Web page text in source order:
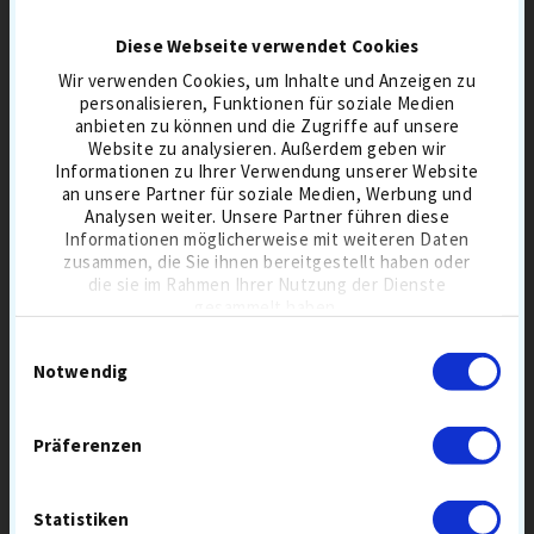
Diese Webseite verwendet Cookies
Wir verwenden Cookies, um Inhalte und Anzeigen zu
personalisieren, Funktionen für soziale Medien
anbieten zu können und die Zugriffe auf unsere
Website zu analysieren. Außerdem geben wir
Informationen zu Ihrer Verwendung unserer Website
an unsere Partner für soziale Medien, Werbung und
Analysen weiter. Unsere Partner führen diese
Informationen möglicherweise mit weiteren Daten
zusammen, die Sie ihnen bereitgestellt haben oder
die sie im Rahmen Ihrer Nutzung der Dienste
Notwendig
Präferenzen
Statistiken
TITLEIST PRO V1 GOLFBÄLLE
30,90 €
GREENSPIN HOCH
IN DEN WARENKORB
LAKEBALLS MIX
30,90 € 36,90
BALL MIX
IN DEN WARENKORB